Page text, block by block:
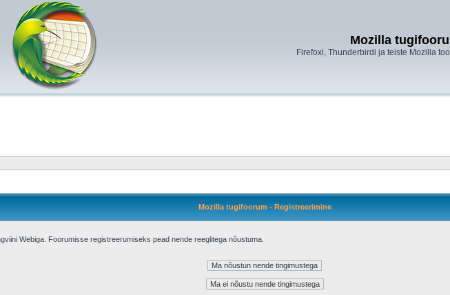
Mozilla
Firefoxi, Thunderbirdi ja teiste Mozilla
Mozilla tugifoorum - Registreerimine
Webiga. Foorumisse registreerumiseks pead nende reeglitega nõustuma.